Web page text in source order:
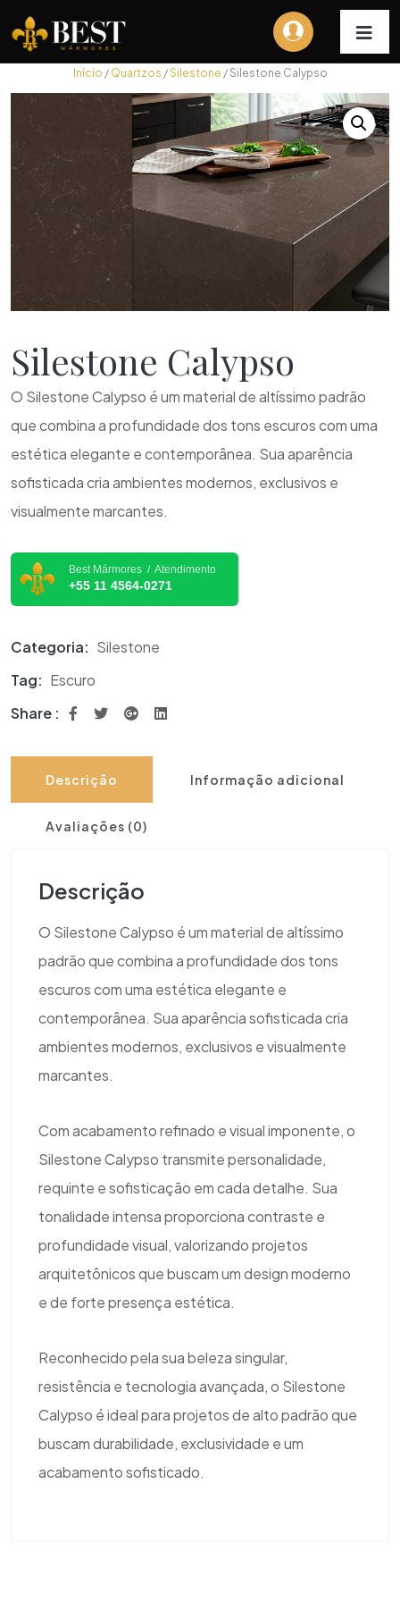
Início / Quartzos /Silestone / Silestone Calypso
Silestone Calypso
O Silestone Calypso é um material de altíssimo padrão
que combina a profundidade dos tons escuros com uma
estética elegante e contemporânea. Sua aparência
sofisticada cria ambientes modernos, exclusivos e
visualmente marcantes.
Best Mármores / Atendimento
+55 11 4564-0271
Categoria: Silestone
Tag: Escuro
Share :
Descrição Informação adicional
Avaliações (0)
Descrição
O Silestone Calypso é um material de altíssimo
padrão que combina a profundidade dos tons
escuros com uma estética elegante e
contemporânea. Sua aparência sofisticada cria
ambientes modernos, exclusivos e visualmente
marcantes.
Com acabamento refinado e visual imponente, o
Silestone Calypso transmite personalidade,
requinte e sofisticação em cada detalhe. Sua
tonalidade intensa proporciona contraste e
profundidade visual, valorizando projetos
arquitetônicos que buscam um design moderno
e de forte presença estética.
Reconhecido pela sua beleza singular,
resistência e tecnologia avançada, o Silestone
Calypso é ideal para projetos de alto padrão que
buscam durabilidade, exclusividade e um
acabamento sofisticado.